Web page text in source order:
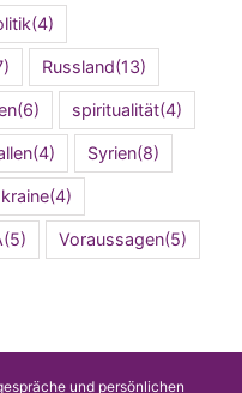
(4)
Russland(13)
(6) spiritualität(4)
(4) Syrien(8)
(4)
(5) Voraussagen(5)
und persönlichen